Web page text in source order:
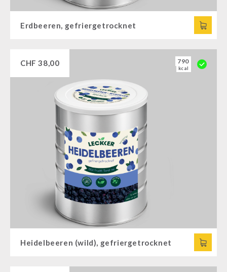
Erdbeeren, gefriergetrocknet
CHF 38,00 790
kcal
Heidelbeeren (wild), gefriergetrocknet